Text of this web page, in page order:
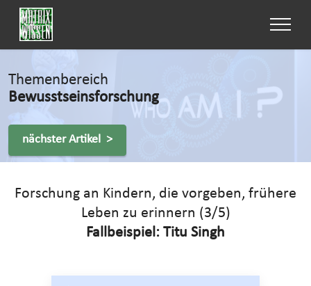
Themenbereich
Bewusstseinsforschung
nächster Artikel >
Forschung an Kindern, die vorgeben, frühere
Leben zu erinnern (3/5)
Fallbeispiel: Titu Singh